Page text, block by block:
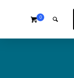
0